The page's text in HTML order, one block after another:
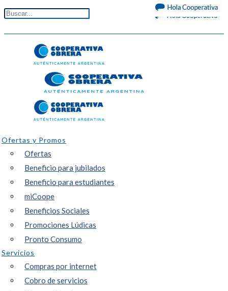
Ofertas y Promos
Ofertas
Beneficio para jubilados
Beneficio para estudiantes
miCoope
Beneficios Sociales
Promociones Lúdicas
Pronto Consumo
Servicios
Compras por internet
Cobro de servicios